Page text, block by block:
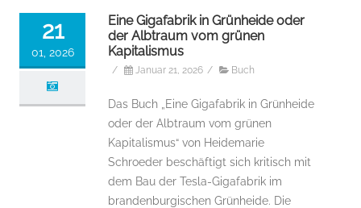
21
01, 2026
Eine Gigafabrik in Grünheide oder
der Albtraum vom grünen
Kapitalismus
/ Januar 21, 2026 / Buch
Das Buch „Eine Gigafabrik in Grünheide
oder der Albtraum vom grünen
Kapitalismus“ von Heidemarie
Schroeder beschäftigt sich kritisch mit
dem Bau der Tesla-Gigafabrik im
brandenburgischen Grünheide. Die